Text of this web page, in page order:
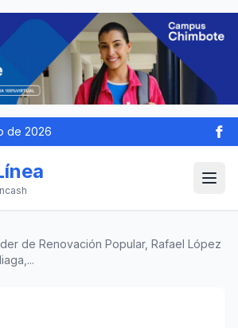
de 2026
de Renovación Popular, Rafael López